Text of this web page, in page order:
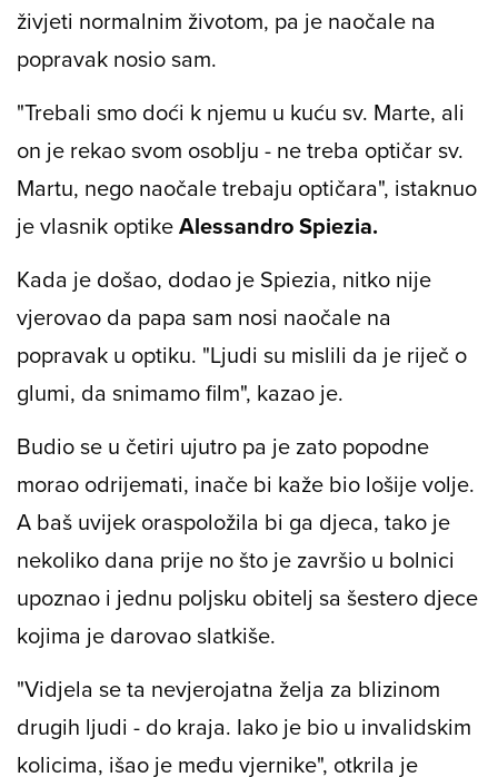
živjeti normalnim životom, pa je naočale na
popravak nosio sam.
"Trebali smo doći k njemu u kuću sv. Marte, ali
on je rekao svom osoblju - ne treba optičar sv.
Martu, nego naočale trebaju optičara", istaknuo
je vlasnik optikeAlessandro Spiezia.
Kada je došao, dodao je Spiezia, nitko nije
vjerovao da papa sam nosi naočale na
popravak u optiku. "Ljudi su mislili da je riječ o
glumi, da snimamo film", kazao je.
Budio se u četiri ujutro pa je zato popodne
morao odrijemati, inače bi kaže bio lošije volje.
A baš uvijek oraspoložila bi ga djeca, tako je
nekoliko dana prije no što je završio u bolnici
upoznao i jednu poljsku obitelj sa šestero djece
kojima je darovao slatkiše.
"Vidjela se ta nevjerojatna želja za blizinom
drugih ljudi - do kraja. Iako je bio u invalidskim
kolicima, išao je među vjernike", otkrila je